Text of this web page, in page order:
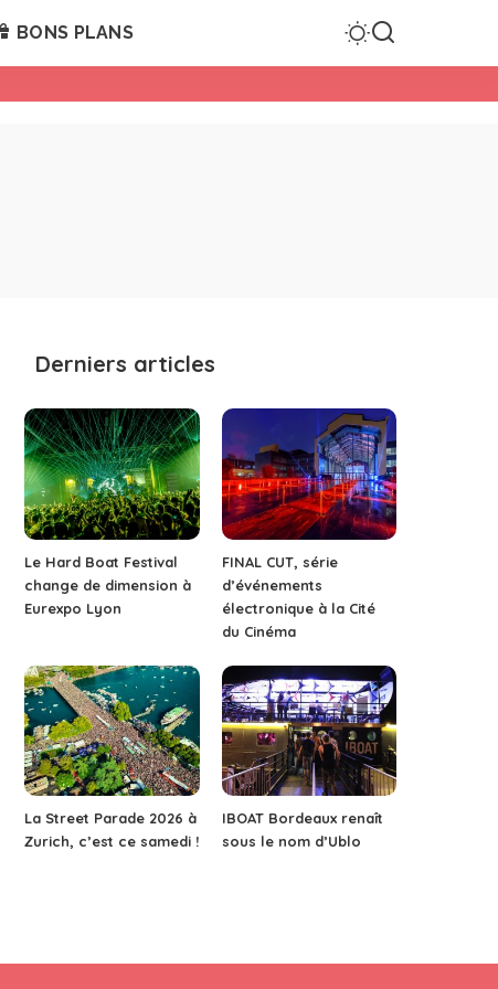
BONS PLANS
Derniers articles
Le Hard Boat Festival
change de dimension à
Eurexpo Lyon
FINAL CUT, série
d’événements
électronique à la Cité
du Cinéma
La Street Parade 2026 à
Zurich, c’est ce samedi !
IBOAT Bordeaux renaît
sous le nom d’Ublo